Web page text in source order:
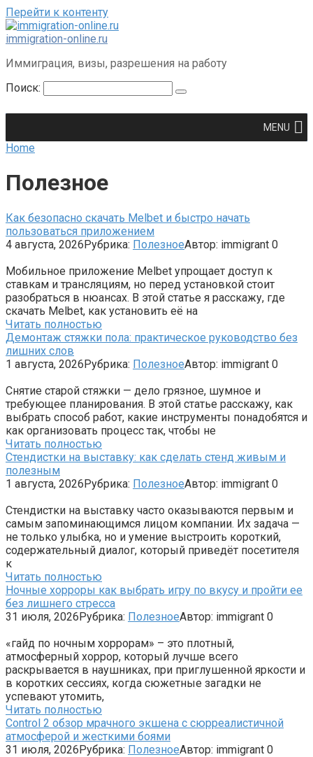
Перейти к контенту
immigration-online.ru
Иммиграция, визы, разрешения на работу
Поиск:
MENU
Home
Полезное
Как безопасно скачать Melbet и быстро начать
пользоваться приложением
4 августа, 2026Рубрика: ПолезноеАвтор: immigrant 0
Мобильное приложение Melbet упрощает доступ к
ставкам и трансляциям, но перед установкой стоит
разобраться в нюансах. В этой статье я расскажу, где
скачать Melbet, как установить её на
Читать полностью
Демонтаж стяжки пола: практическое руководство без
лишних слов
1 августа, 2026Рубрика: ПолезноеАвтор: immigrant 0
Снятие старой стяжки — дело грязное, шумное и
требующее планирования. В этой статье расскажу, как
выбрать способ работ, какие инструменты понадобятся и
как организовать процесс так, чтобы не
Читать полностью
Стендистки на выставку: как сделать стенд живым и
полезным
1 августа, 2026Рубрика: ПолезноеАвтор: immigrant 0
Стендистки на выставку часто оказываются первым и
самым запоминающимся лицом компании. Их задача —
не только улыбка, но и умение выстроить короткий,
содержательный диалог, который приведёт посетителя
к
Читать полностью
Ночные хорроры как выбрать игру по вкусу и пройти ее
без лишнего стресса
31 июля, 2026Рубрика: ПолезноеАвтор: immigrant 0
«гайд по ночным хоррорам» – это плотный,
атмосферный хоррор, который лучше всего
раскрывается в наушниках, при приглушенной яркости и
в коротких сессиях, когда сюжетные загадки не
успевают утомить,
Читать полностью
Control 2 обзор мрачного экшена с сюрреалистичной
атмосферой и жесткими боями
31 июля, 2026Рубрика: ПолезноеАвтор: immigrant 0